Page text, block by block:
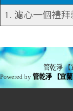
1. 濾心一個禮
管乾淨 【
Powered by管乾淨 【宜